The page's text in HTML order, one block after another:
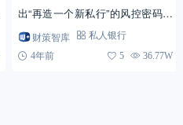
出“再造一个新私行”的风控密码是
什么？轻金融专访了平安私人银行
风控总监李丽红。
财策智库
私人银行
4年前
5 36.77W